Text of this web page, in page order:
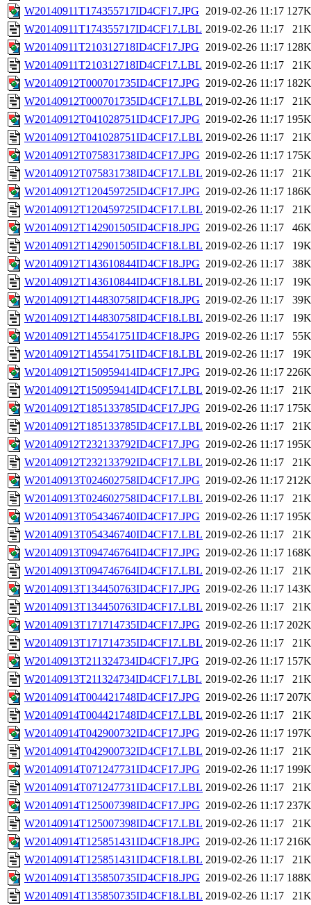
W20140911T174355717ID4CF17.JPG 2019-02-26 11:17 127K
W20140911T174355717ID4CF17.LBL 2019-02-26 11:17
21K
W20140911T210312718ID4CF17.JPG 2019-02-26 11:17 128K
W20140911T210312718ID4CF17.LBL 2019-02-26 11:17
21K
W20140912T000701735ID4CF17.JPG 2019-02-26 11:17 182K
W20140912T000701735ID4CF17.LBL 2019-02-26 11:17
21K
W20140912T041028751ID4CF17.JPG 2019-02-26 11:17 195K
W20140912T041028751ID4CF17.LBL 2019-02-26 11:17
21K
W20140912T075831738ID4CF17.JPG 2019-02-26 11:17 175K
W20140912T075831738ID4CF17.LBL 2019-02-26 11:17
21K
W20140912T120459725ID4CF17.JPG 2019-02-26 11:17 186K
W20140912T120459725ID4CF17.LBL 2019-02-26 11:17
21K
W20140912T142901505ID4CF18.JPG 2019-02-26 11:17
46K
W20140912T142901505ID4CF18.LBL 2019-02-26 11:17
19K
W20140912T143610844ID4CF18.JPG 2019-02-26 11:17
38K
W20140912T143610844ID4CF18.LBL 2019-02-26 11:17
19K
W20140912T144830758ID4CF18.JPG 2019-02-26 11:17
39K
W20140912T144830758ID4CF18.LBL 2019-02-26 11:17
19K
W20140912T145541751ID4CF18.JPG 2019-02-26 11:17
55K
W20140912T145541751ID4CF18.LBL 2019-02-26 11:17
19K
W20140912T150959414ID4CF17.JPG 2019-02-26 11:17 226K
W20140912T150959414ID4CF17.LBL 2019-02-26 11:17
21K
W20140912T185133785ID4CF17.JPG 2019-02-26 11:17 175K
W20140912T185133785ID4CF17.LBL 2019-02-26 11:17
21K
W20140912T232133792ID4CF17.JPG 2019-02-26 11:17 195K
W20140912T232133792ID4CF17.LBL 2019-02-26 11:17
21K
W20140913T024602758ID4CF17.JPG 2019-02-26 11:17 212K
W20140913T024602758ID4CF17.LBL 2019-02-26 11:17
21K
W20140913T054346740ID4CF17.JPG 2019-02-26 11:17 195K
W20140913T054346740ID4CF17.LBL 2019-02-26 11:17
21K
W20140913T094746764ID4CF17.JPG 2019-02-26 11:17 168K
W20140913T094746764ID4CF17.LBL 2019-02-26 11:17
21K
W20140913T134450763ID4CF17.JPG 2019-02-26 11:17 143K
W20140913T134450763ID4CF17.LBL 2019-02-26 11:17
21K
W20140913T171714735ID4CF17.JPG 2019-02-26 11:17 202K
W20140913T171714735ID4CF17.LBL 2019-02-26 11:17
21K
W20140913T211324734ID4CF17.JPG 2019-02-26 11:17 157K
W20140913T211324734ID4CF17.LBL 2019-02-26 11:17
21K
W20140914T004421748ID4CF17.JPG 2019-02-26 11:17 207K
W20140914T004421748ID4CF17.LBL 2019-02-26 11:17
21K
W20140914T042900732ID4CF17.JPG 2019-02-26 11:17 197K
W20140914T042900732ID4CF17.LBL 2019-02-26 11:17
21K
W20140914T071247731ID4CF17.JPG 2019-02-26 11:17 199K
W20140914T071247731ID4CF17.LBL 2019-02-26 11:17
21K
W20140914T125007398ID4CF17.JPG 2019-02-26 11:17 237K
W20140914T125007398ID4CF17.LBL 2019-02-26 11:17
21K
W20140914T125851431ID4CF18.JPG 2019-02-26 11:17 216K
W20140914T125851431ID4CF18.LBL 2019-02-26 11:17
21K
W20140914T135850735ID4CF18.JPG 2019-02-26 11:17 188K
W20140914T135850735ID4CF18.LBL 2019-02-26 11:17
21K